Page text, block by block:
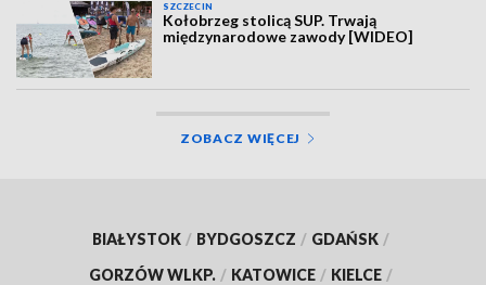
SZCZECIN
Kołobrzeg stolicą SUP. Trwają
międzynarodowe zawody [WIDEO]
ZOBACZ WIĘCEJ
BIAŁYSTOK / BYDGOSZCZ / GDAŃSK /
GORZÓW WLKP. / KATOWICE / KIELCE /